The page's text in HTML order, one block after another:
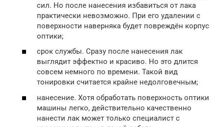
сил. Но после нанесения избавиться от лака
практически невозможно. При его удалении с
поверхности наверняка будет повреждён корпус
оптики;
срок службы. Сразу после нанесения лак
выглядит эффектно и красиво. Но это длится
совсем немного по времени. Такой вид
тонировки считается крайне недолговечным;
нанесение. Хотя обработать поверхность оптики
машины легко, действительно качественно
нанести лак может только специалист с